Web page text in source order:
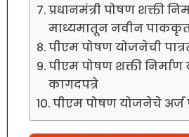
प्रधानमंत्री पोषण शक्ती
माध्यमातून नवीन
पीएम पोषण योजनेची
पीएम पोषण शक्ती
कागदपत्रे
पीएम पोषण योजनेचे अर्ज